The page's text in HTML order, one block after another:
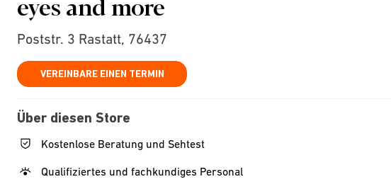
Poststr. 3 Rastatt, 76437
VEREINBARE EINEN TERMIN
Über diesen Store
Kostenlose Beratung und Sehtest
Qualifiziertes und fachkundiges Personal